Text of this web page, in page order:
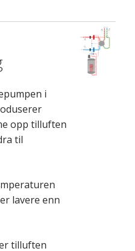
i
opp tilluften
til
lavere enn
tilluften